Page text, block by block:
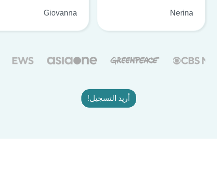
Nerina
Giovanna
أريد التسجيل!